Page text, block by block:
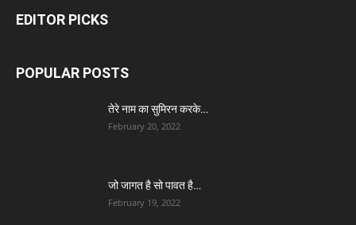
EDITOR PICKS
POPULAR POSTS
तेरे नाम का सुमिरन करके…
February 20, 2022
जो जागत है सो पावत है…
February 19, 2022